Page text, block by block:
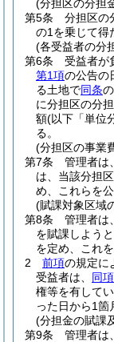
(分担区の分担
第5条
分担区の
の1を乗じて得
(各受益者の分
第6条
受益者が
第1項の公告の
る土地で同条
に分担区の分
額(以下「単位
る。
(分担区の事業
第7条
管理者は、
は、当該分担
め、これらを
(賦課対象区域
第8条
管理者は
を賦課しよう
を定め、これ
2
前項の規定に
受益者は、 同項
権等を有して
った日から1箇
(分担金の賦課
第9条
管理者は、